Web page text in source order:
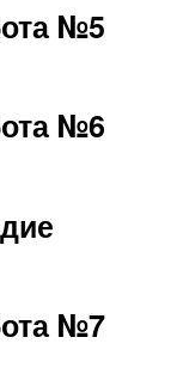
№5
№6
№7